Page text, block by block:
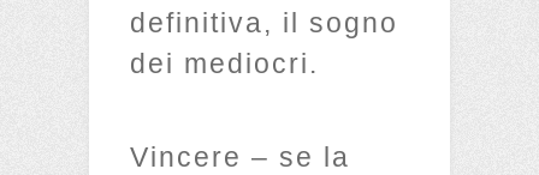
definitiva, il sogno
dei mediocri.
Vincere – se la